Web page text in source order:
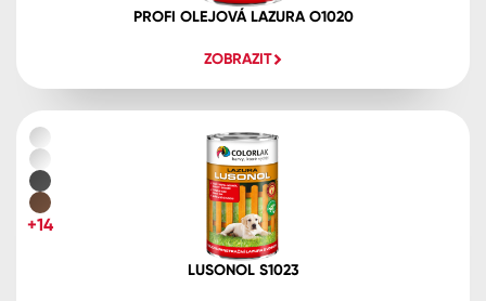
PROFI OLEJOVÁ LAZURA O1020
ZOBRAZIT
LUSONOL S1023
+14